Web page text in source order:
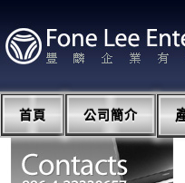
首頁 公司簡介